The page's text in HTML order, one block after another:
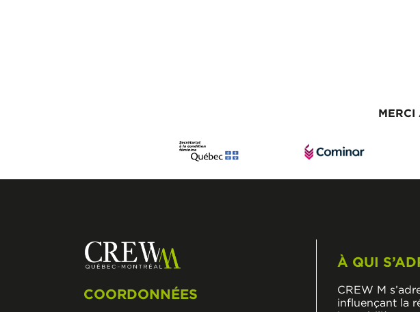
MERCI
COORDONNÉES
À QUI
CREW M
influençant la